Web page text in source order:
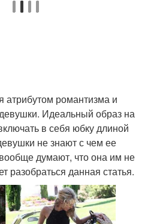
атрибутом романтизма и
Идеальный образ на
в себя юбку длиной
не знают с чем ее
думают, что она им не
разобраться данная статья.